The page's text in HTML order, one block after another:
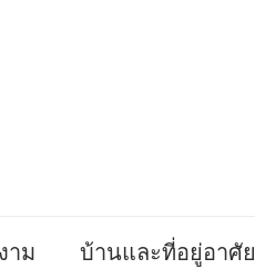
าม บ้านและที่อยู่อาศัย